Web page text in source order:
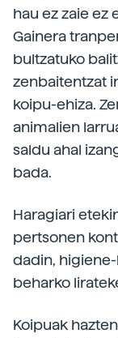
hau ez zaie ez
Gainera
bultzatuko
zenbaitentzat
koipu-ehiza.
animalien
saldu ahal
bada.
Haragiari
pertsonen
dadin,
beharko
Koipuak